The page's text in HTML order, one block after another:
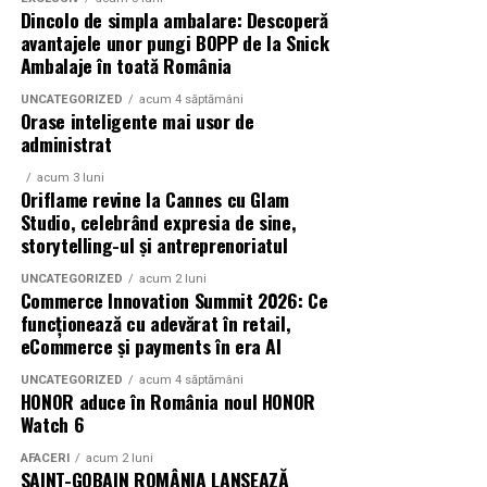
mea”este distribuit de T.R.I.B.E. Films.
TRAILER:https://bit.ly/InPieleaMea
Site oficial:
Mai multe detalii, imagini de la filmări, fragmente din
film, declarații din partea actorilor și informații despre
concursuri sunt disponibile pe paginile social media ale
filmului deFacebook,Instagram,TikTok
Adrian Pădurețu semnează imaginea filmului. De sunet
s-a ocupat Bogdan Ivanovici, de scenografie Anca
Miron, iar de costume Francisca Vass.
„În Pielea Mea”este un film produs de: CB MOTION
PICTURES.
Producător asociat: MAGNETIC MEDIA PRODUCTIONS
Producător: Claudiu Boboc
Dincolo de simpla ambalare: Descoperă
avantajele unor pungi BOPP de la Snick
Ambalaje în toată România
UNCATEGORIZED acum 4 săptămâni
Orase inteligente mai usor de
administrat
acum 3 luni
Oriflame revine la Cannes cu Glam
Studio, celebrând expresia de sine,
storytelling-ul și antreprenoriatul
UNCATEGORIZED acum 2 luni
Commerce Innovation Summit 2026: Ce
funcționează cu adevărat în retail,
eCommerce și payments în era AI
UNCATEGORIZED acum 4 săptămâni
HONOR aduce în România noul HONOR
Watch 6
AFACERI acum 2 luni
SAINT-GOBAIN ROMÂNIA LANSEAZĂ